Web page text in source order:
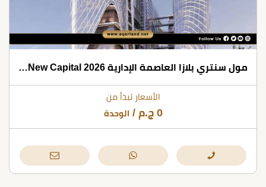
مول سنتري بلازا العاصمة الإدارية 2026 Centri Plaza New Capital
الأسعار تبدأ من
0 ج.م / الوحدة